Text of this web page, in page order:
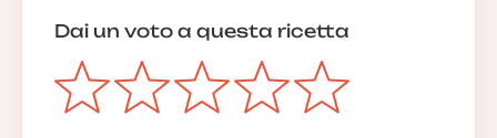
Dai un voto a questa ricetta